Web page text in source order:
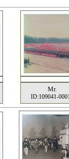
Mr.
ID:109041-